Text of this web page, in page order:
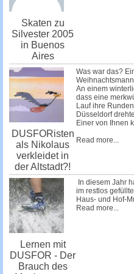
Skaten zu
Silvester 2005
in Buenos
Aires
DUSFORisten
als Nikolaus
verkleidet in
der Altstadt?!
Was war das?
An einem
dass eine
Lauf ihre
Düsseldorf
Einer von Ihnen
Read more...
Lernen mit
DUSFOR - Der
Brauch des
In diesem Jahr
im restlos
Haus- und Hof-
Read more...